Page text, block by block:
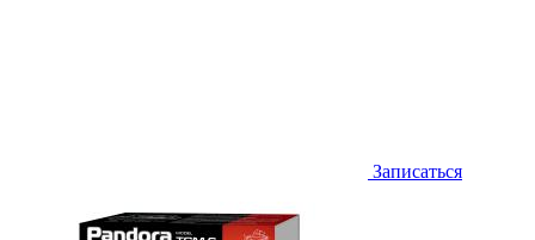
Записаться